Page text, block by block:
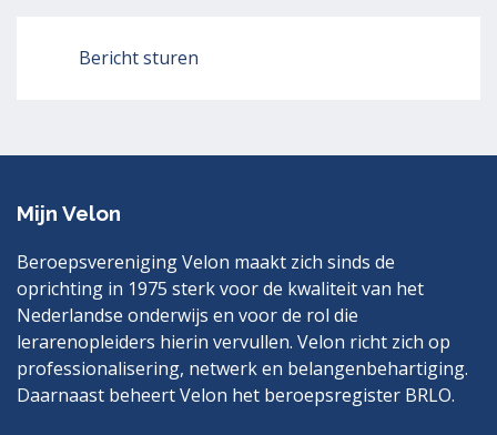
Bericht sturen
Mijn Velon
Beroepsvereniging Velon maakt zich sinds de
oprichting in 1975 sterk voor de kwaliteit van het
Nederlandse onderwijs en voor de rol die
lerarenopleiders hierin vervullen. Velon richt zich op
professionalisering, netwerk en belangenbehartiging.
Daarnaast beheert Velon het beroepsregister BRLO.